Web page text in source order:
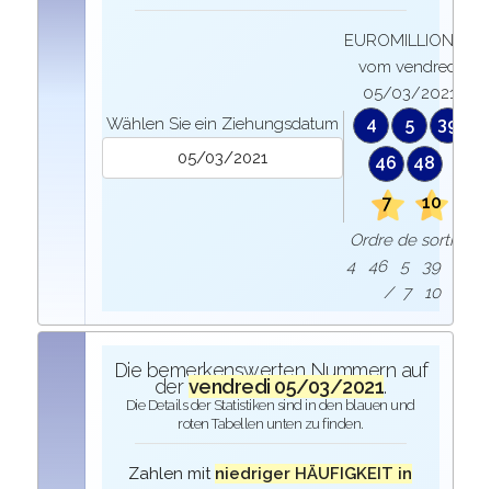
Wählen Sie ein Ziehungsdatum
EUROMILLIONEN
vom vendredi
05/03/2021
4 5
39
46
48
7
10
Ordre de sortie :
4 46 5 39 48
/ 7 10
Die bemerkenswerten Nummern auf
dervendredi 05/03/2021.
Die Details der Statistiken sind in den blauen und
roten Tabellen unten zu finden.
Zahlen mit niedriger HÄUFIGKEIT in